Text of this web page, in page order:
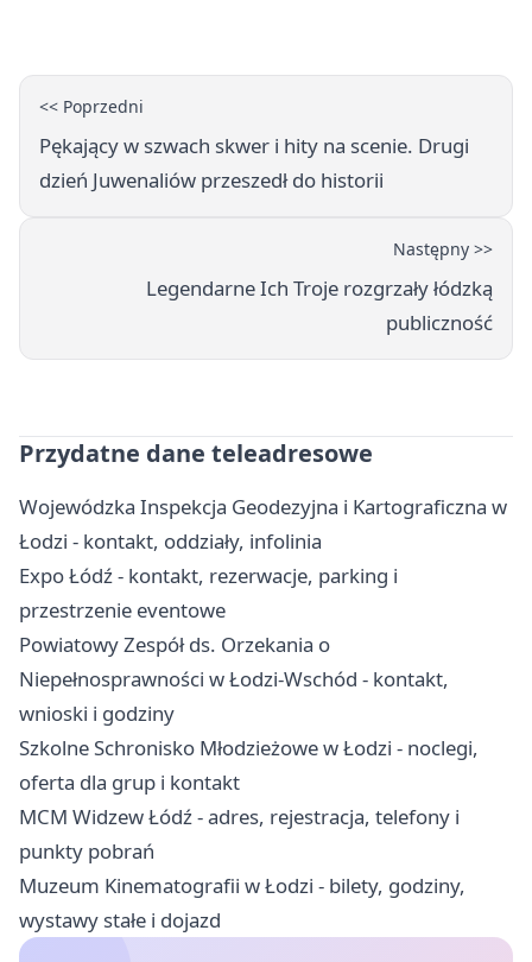
<< Poprzedni
Pękający w szwach skwer i hity na scenie. Drugi
dzień Juwenaliów przeszedł do historii
Następny >>
Legendarne Ich Troje rozgrzały łódzką
publiczność
Przydatne dane teleadresowe
Wojewódzka Inspekcja Geodezyjna i Kartograficzna w
Łodzi - kontakt, oddziały, infolinia
Expo Łódź - kontakt, rezerwacje, parking i
przestrzenie eventowe
Powiatowy Zespół ds. Orzekania o
Niepełnosprawności w Łodzi-Wschód - kontakt,
wnioski i godziny
Szkolne Schronisko Młodzieżowe w Łodzi - noclegi,
oferta dla grup i kontakt
MCM Widzew Łódź - adres, rejestracja, telefony i
punkty pobrań
Muzeum Kinematografii w Łodzi - bilety, godziny,
wystawy stałe i dojazd